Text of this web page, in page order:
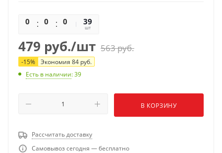
0 0 0 0
39
шт
479 руб./шт 563руб.
-15% Экономия 84 руб.
Есть в наличии: 39
В КОРЗИНУ
Рассчитать доставку
Самовывоз сегодня — бесплатно